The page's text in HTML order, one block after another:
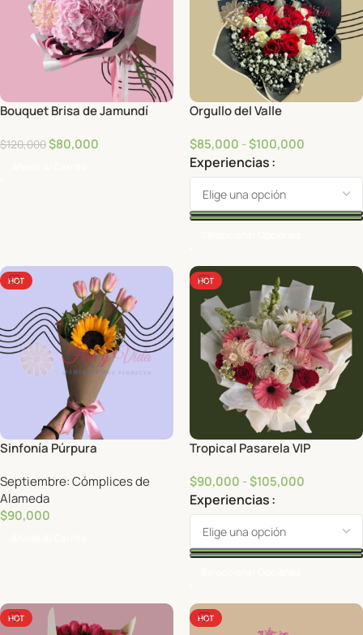
Bouquet Brisa de Jamundí
$120,000$80,000
Orgullo del Valle
$85,000 -$100,000
Experiencias
HOT
Sinfonía Púrpura
Septiembre: Cómplices de
Alameda
$90,000
HOT
Tropical Pasarela VIP
$90,000 -$105,000
Experiencias
HOT HOT